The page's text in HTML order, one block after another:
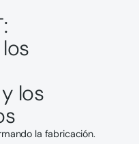
los
la fabricación.